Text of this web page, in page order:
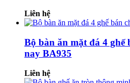
Liên hệ
Bộ bàn ăn mặt đá 4 ghế
nay BA935
Liên hệ